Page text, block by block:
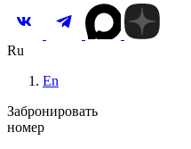
Ru
En
Забронировать
номер